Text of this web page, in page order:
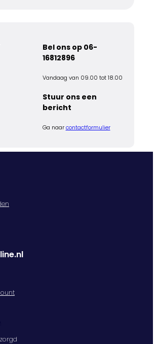
Bel ons op 06-
16812896
Vandaag van 09.00 tot 18.00
Stuur ons een
bericht
Ga naarcontactformulier